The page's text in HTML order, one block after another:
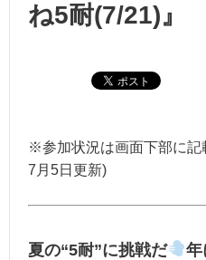
ね5耐(7/21)』
※参加状況は画面下部に記
7月5日更新)
夏の“5耐”に挑戦だ 年